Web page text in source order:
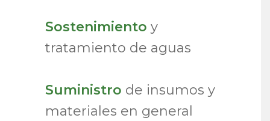
Sostenimiento y
tratamiento de aguas
Suministro de insumos y
materiales en general